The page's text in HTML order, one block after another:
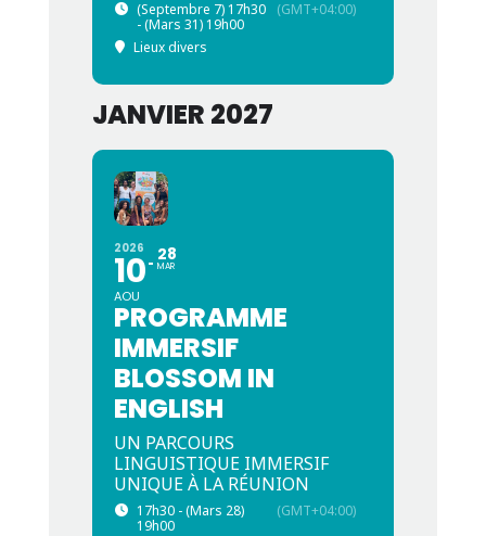
(Septembre 7) 17h30
- (Mars 31) 19h00
(GMT+04:00)
Lieux divers
JANVIER 2027
2026
10
AOU
28
MAR
PROGRAMME
IMMERSIF
BLOSSOM IN
ENGLISH
UN PARCOURS
LINGUISTIQUE IMMERSIF
UNIQUE À LA RÉUNION
17h30 - (Mars 28)
19h00
(GMT+04:00)